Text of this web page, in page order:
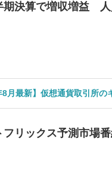
期決算で増収増益
8月最新】仮想通貨取引所
フリックス予測市場